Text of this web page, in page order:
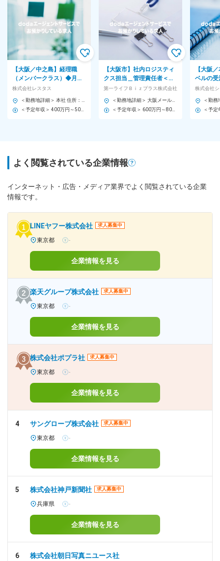
【大阪／中之島】経理職
（メンバークラス）◆月次
決算からM&A・PMIまで挑
戦可能／13期連続増収増益
株式会社レスタス
【大阪市】社内ロジスティ
クス担当＿管理責任者＜郵
送対応／物流管理など＞◆
年休127日／残業少なめ
第一ライフＢｉｚプラス株式会社
【大阪
ベルの受
で◆デザ
れる／
株式会社
よく閲覧されている企業情報
インターネット・広告・メディア業界でよく閲覧されている企業
情報です。
LINEヤフー株式会社 求人募集中
東京都 -
企業情報を見る
楽天グループ株式会社 求人募集中
東京都 -
企業情報を見る
株式会社ポプラ社 求人募集中
東京都 -
企業情報を見る
4 サングローブ株式会社 求人募集中
東京都 -
企業情報を見る
5 株式会社神戸新聞社 求人募集中
兵庫県 -
企業情報を見る
6 株式会社朝日写真ニユース社